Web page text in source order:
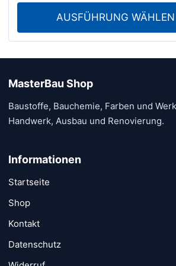
€
bis
€
AUSFÜHRUNG WÄHLEN
MasterBau Shop
Baustoffe, Bauchemie, Farben und
Handwerk, Ausbau und Renovierung.
Informationen
Startseite
Shop
Kontakt
Datenschutz